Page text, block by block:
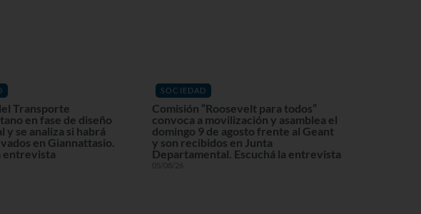
Transporte
en fase de diseño
y se analiza si habrá
en Giannattasio.
entrevista
SOCIEDAD
Comisión “Roosevelt para todos”
convoca a movilización y asamblea el
domingo 9 de agosto frente al Geant
y son recibidos en Junta
Departamental. Escuchá la entrevista
05/08/26